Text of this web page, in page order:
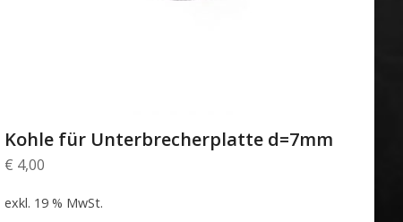
Kohle für Unterbrecherplatte d=7mm
€ 4,00
exkl. 19 % MwSt.